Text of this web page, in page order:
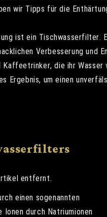
wir Tipps für die
ist ein
Verbesserung
die ihr
Ergebnis, um einen
entfernt.
einen sogenannten
Ionen durch Natriumionen